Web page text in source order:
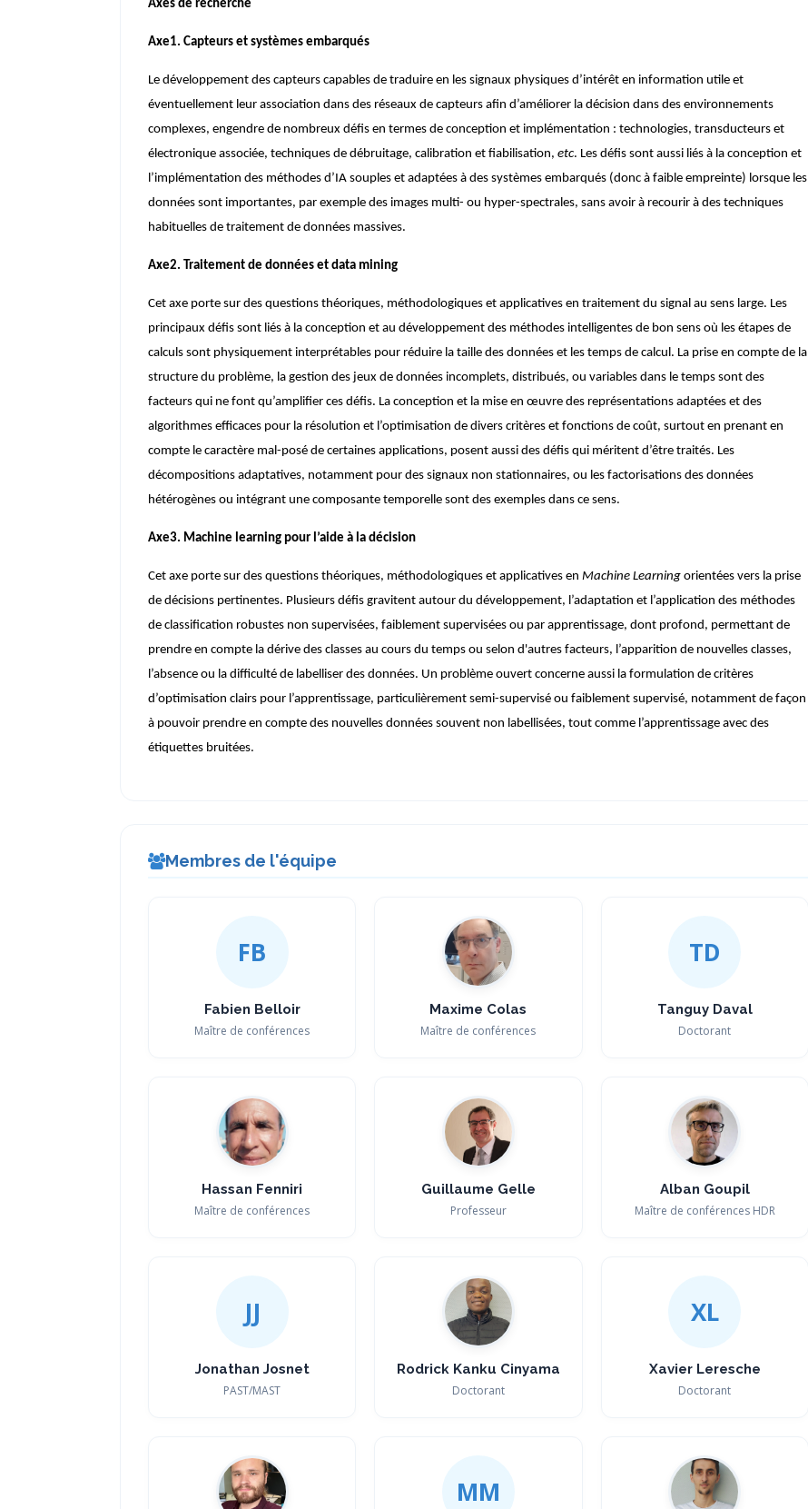
Axes de recherche
Axe1. Capteurs et systèmes embarqués
Le développement des capteurs capables de traduire en les signaux physiques d’intérêt en information utile et
éventuellement leur association dans des réseaux de capteurs afin d’améliorer la décision dans des environnements
complexes, engendre de nombreux défis en termes de conception et implémentation : technologies, transducteurs et
électronique associée, techniques de débruitage, calibration et fiabilisation, etc. Les défis sont aussi liés à la conception et
l’implémentation des méthodes d’IA souples et adaptées à des systèmes embarqués (donc à faible empreinte) lorsque les
données sont importantes, par exemple des images multi- ou hyper-spectrales, sans avoir à recourir à des techniques
habituelles de traitement de données massives.
Axe2. Traitement de données et data mining
Cet axe porte sur des questions théoriques, méthodologiques et applicatives en traitement du signal au sens large. Les
principaux défis sont liés à la conception et au développement des méthodes intelligentes de bon sens où les étapes de
calculs sont physiquement interprétables pour réduire la taille des données et les temps de calcul. La prise en compte de la
structure du problème, la gestion des jeux de données incomplets, distribués, ou variables dans le temps sont des
facteurs qui ne font qu’amplifier ces défis. La conception et la mise en œuvre des représentations adaptées et des
algorithmes efficaces pour la résolution et l’optimisation de divers critères et fonctions de coût, surtout en prenant en
compte le caractère mal-posé de certaines applications, posent aussi des défis qui méritent d’être traités. Les
décompositions adaptatives, notamment pour des signaux non stationnaires, ou les factorisations des données
hétérogènes ou intégrant une composante temporelle sont des exemples dans ce sens.
Axe3. Machine learning pour l’aide à la décision
Cet axe porte sur des questions théoriques, méthodologiques et applicatives en Machine Learning orientées vers la prise
de décisions pertinentes. Plusieurs défis gravitent autour du développement, l’adaptation et l’application des méthodes
de classification robustes non supervisées, faiblement supervisées ou par apprentissage, dont profond, permettant de
prendre en compte la dérive des classes au cours du temps ou selon d'autres facteurs, l’apparition de nouvelles classes,
l’absence ou la difficulté de labelliser des données. Un problème ouvert concerne aussi la formulation de critères
d’optimisation clairs pour l’apprentissage, particulièrement semi-supervisé ou faiblement supervisé, notamment de façon
à pouvoir prendre en compte des nouvelles données souvent non labellisées, tout comme l’apprentissage avec des
étiquettes bruitées.
Membres de l'équipe
FB
Fabien Belloir
Maître de conférences
Maxime Colas
Maître de conférences
TD
Tanguy Daval
Doctorant
Hassan Fenniri
Maître de conférences
Guillaume Gelle
Professeur
Alban Goupil
Maître de conférences HDR
JJ
Jonathan Josnet
PAST/MAST
Rodrick Kanku Cinyama
Doctorant
XL
Xavier Leresche
Doctorant
MM